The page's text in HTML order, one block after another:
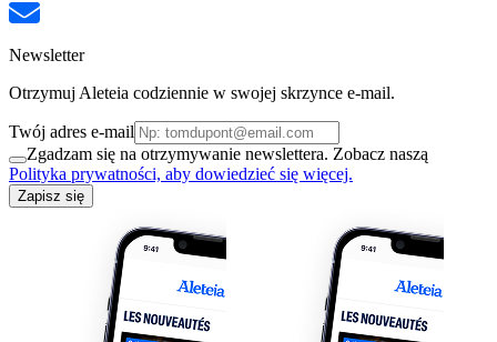
Newsletter
Otrzymuj Aleteia codziennie w swojej skrzynce e-mail.
Twój adres e-mail
Zgadzam się na otrzymywanie newslettera. Zobacz naszą
Polityka prywatności, aby dowiedzieć się więcej.
Zapisz się